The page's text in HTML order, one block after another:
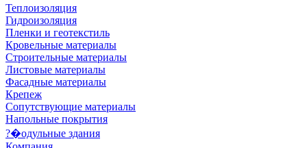
Теплоизоляция
Гидроизоляция
Пленки и геотекстиль
Кровельные материалы
Строительные материалы
Листовые материалы
Фасадные материалы
Крепеж
Сопутствующие материалы
Напольные покрытия
?�одульные здания